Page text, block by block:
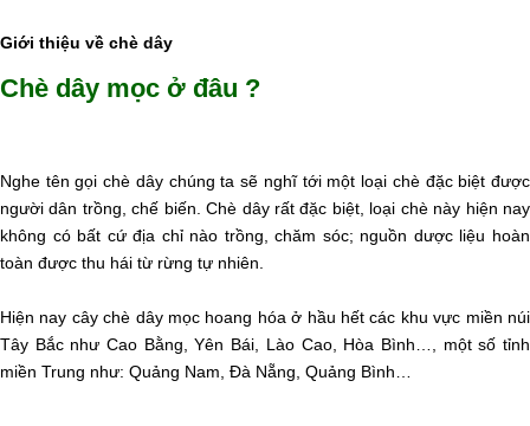
Giới thiệu về chè dây
Chè dây mọc ở đâu ?
Nghe tên gọi chè dây chúng ta sẽ nghĩ tới một loại chè đặc biệt được
người dân trồng, chế biến. Chè dây rất đặc biệt, loại chè này hiện nay
không có bất cứ địa chỉ nào trồng, chăm sóc; nguồn dược liệu hoàn
toàn được thu hái từ rừng tự nhiên.
Hiện nay cây chè dây mọc hoang hóa ở hầu hết các khu vực miền núi
Tây Bắc như Cao Bằng, Yên Bái, Lào Cao, Hòa Bình…, một số tỉnh
miền Trung như: Quảng Nam, Đà Nẵng, Quảng Bình…